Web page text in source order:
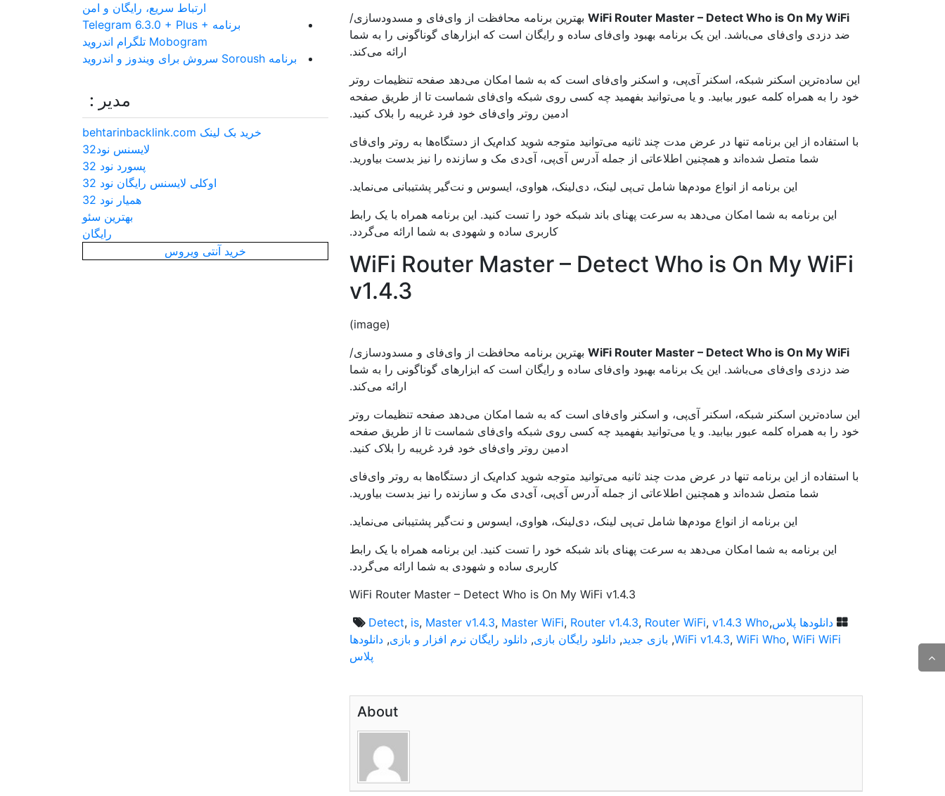
WiFi Router Master – Detect Who is On My WiFiبهترین برنامه محافظت از وای‌فای و مسدودسازی/
ضد دزدی وای‌فای می‌باشد. این یک برنامه بهبود وای‌فای ساده و رایگان است که ابزارهای گوناگونی را به شما
ارائه می‌کند.
این ساده‌ترین اسکنر شبکه، اسکنر آی‌پی، و اسکنر وای‌فای است که به شما امکان می‌دهد صفحه تنظیمات روتر
خود را به همراه کلمه عبور بیابید. و یا می‌توانید بفهمید چه کسی روی شبکه وای‌فای شماست تا از طریق صفحه
ادمین روتر وای‌فای خود فرد غریبه را بلاک کنید.
با استفاده از این برنامه تنها در عرض مدت چند ثانیه می‌توانید متوجه شوید کدام‌یک از دستگاه‌ها به روتر وای‌فای
شما متصل شده‌اند و همچنین اطلاعاتی از جمله آدرس آی‌پی، آی‌دی مک و سازنده را نیز بدست بیاورید.
این برنامه از انواع مودم‌ها شامل تی‌پی لینک، دی‌لینک، هواوی، ایسوس و نت‌گیر پشتیبانی می‌نماید.
این برنامه به شما امکان می‌دهد به سرعت پهنای باند شبکه خود را تست کنید. این برنامه همراه با یک رابط
کاربری ساده و شهودی به شما ارائه می‌گردد.
WiFi Router Master – Detect Who is On My WiFi
v1.4.3
(image)
WiFi Router Master – Detect Who is On My WiFiبهترین برنامه محافظت از وای‌فای و مسدودسازی/
ضد دزدی وای‌فای می‌باشد. این یک برنامه بهبود وای‌فای ساده و رایگان است که ابزارهای گوناگونی را به شما
ارائه می‌کند.
این ساده‌ترین اسکنر شبکه، اسکنر آی‌پی، و اسکنر وای‌فای است که به شما امکان می‌دهد صفحه تنظیمات روتر
خود را به همراه کلمه عبور بیابید. و یا می‌توانید بفهمید چه کسی روی شبکه وای‌فای شماست تا از طریق صفحه
ادمین روتر وای‌فای خود فرد غریبه را بلاک کنید.
با استفاده از این برنامه تنها در عرض مدت چند ثانیه می‌توانید متوجه شوید کدام‌یک از دستگاه‌ها به روتر وای‌فای
شما متصل شده‌اند و همچنین اطلاعاتی از جمله آدرس آی‌پی، آی‌دی مک و سازنده را نیز بدست بیاورید.
این برنامه از انواع مودم‌ها شامل تی‌پی لینک، دی‌لینک، هواوی، ایسوس و نت‌گیر پشتیبانی می‌نماید.
این برنامه به شما امکان می‌دهد به سرعت پهنای باند شبکه خود را تست کنید. این برنامه همراه با یک رابط
کاربری ساده و شهودی به شما ارائه می‌گردد.
WiFi Router Master – Detect Who is On My WiFi v1.4.3
دانلودها پلاس
Detect, is, Master v1.4.3, Master WiFi, Router v1.4.3, Router WiFi,v1.4.3 Who,
WiFi v1.4.3,WiFi Who,WiFi WiFi
, بازی جدید, دانلود رایگان بازی, دانلود رایگان نرم افزار و بازی, دانلودها
پلاس
About
ارتباط سریع، رایگان و امن
برنامه Telegram 6.3.0 + Plus +
Mobogram تلگرام اندروید
برنامه Soroush سروش برای ویندوز و اندروید
مدیر :
خرید بک لینک behtarinbacklink.com
لایسنس نود32
پسورد نود 32
اوکلی لایسنس رایگان نود 32
همیار نود 32
بهترین سئو
رایگان
خرید آنتی ویروس